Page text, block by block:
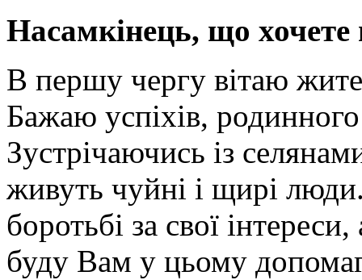
Насамкінець, що
В першу чергу вітаю
Бажаю успіхів, родинного
Зустрічаючись із
живуть чуйні і щирі
боротьбі за свої
буду Вам у цьому